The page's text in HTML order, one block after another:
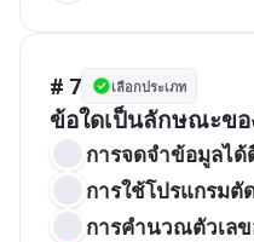
# 7 เลือกประเภท
ข้อใดเป็นลักษณะข
การจดจำข้อมูลได้
การใช้โปรแกรมตั
การคำนวณตัวเล